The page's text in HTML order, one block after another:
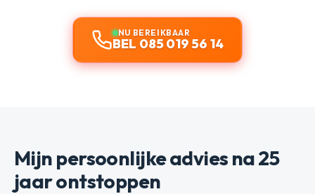
NU BEREIKBAAR
BEL 085 019 56 14
Mijn persoonlijke advies na 25
jaar ontstoppen